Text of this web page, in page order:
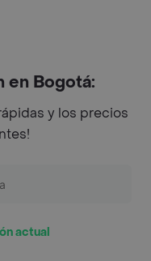
Comida a Domicilio -
en Bogotá:
y los precios
actual